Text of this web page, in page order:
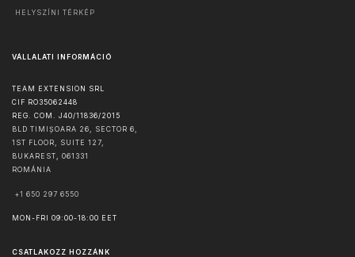
HELYSZÍNI TÉRKÉP
VÁLLALATI INFORMÁCIÓ
TEAM EXTENSION SRL
CIF RO35062448
REG. COM. J40/11836/2015
BLD TIMIȘOARA 26, SECTOR 6,
1ST FLOOR, SUITE 127,
BUKAREST
061331
ROMÁNIA
+1 650 297 6550
MON-FRI 09:00-18:00 EET
CSATLAKOZZ HOZZÁNK